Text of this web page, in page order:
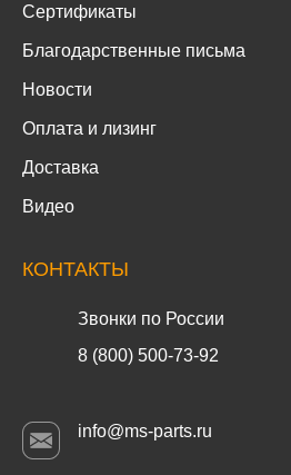
Сертификаты
Благодарственные письма
Новости
Оплата и лизинг
Доставка
Видео
КОНТАКТЫ
Звонки по России
8 (800) 500-73-92
info@ms-parts.ru